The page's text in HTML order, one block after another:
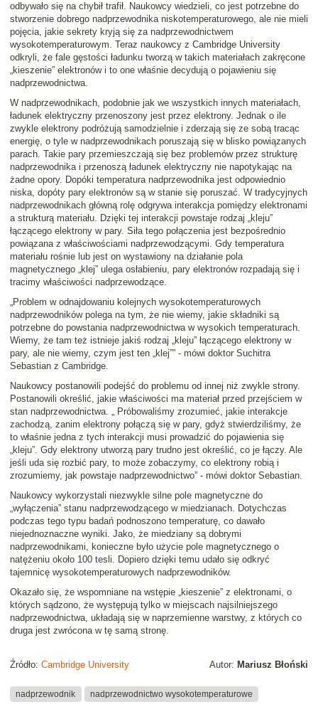
odbywało się na chybił trafił. Naukowcy wiedzieli, co jest potrzebne do
stworzenie dobrego nadprzewodnika niskotemperaturowego, ale nie mieli
pojęcia, jakie sekrety kryją się za nadprzewodnictwem
wysokotemperaturowym. Teraz naukowcy z Cambridge University
odkryli, że fale gęstości ładunku tworzą w takich materiałach zakręcone
„kieszenie” elektronów i to one właśnie decydują o pojawieniu się
nadprzewodnictwa.
W nadprzewodnikach, podobnie jak we wszystkich innych materiałach,
ładunek elektryczny przenoszony jest przez elektrony. Jednak o ile
zwykle elektrony podróżują samodzielnie i zderzają się ze sobą tracąc
energię, o tyle w nadprzewodnikach poruszają się w blisko powiązanych
parach. Takie pary przemieszczają się bez problemów przez strukturę
nadprzewodnika i przenoszą ładunek elektryczny nie napotykając na
żadne opory. Dopóki temperatura nadprzewodnika jest odpowiednio
niska, dopóty pary elektronów są w stanie się poruszać. W tradycyjnych
nadprzewodnikach główną rolę odgrywa interakcja pomiędzy elektronami
a strukturą materiału. Dzięki tej interakcji powstaje rodzaj „kleju”
łączącego elektrony w pary. Siła tego połączenia jest bezpośrednio
powiązana z właściwościami nadprzewodzącymi. Gdy temperatura
materiału rośnie lub jest on wystawiony na działanie pola
magnetycznego „klej” ulega osłabieniu, pary elektronów rozpadają się i
tracimy właściwości nadprzewodzące.
„Problem w odnajdowaniu kolejnych wysokotemperaturowych
nadprzewodników polega na tym, że nie wiemy, jakie składniki są
potrzebne do powstania nadprzewodnictwa w wysokich temperaturach.
Wiemy, że tam też istnieje jakiś rodzaj „kleju” łączącego elektrony w
pary, ale nie wiemy, czym jest ten „klej”” - mówi doktor Suchitra
Sebastian z Cambridge.
Naukowcy postanowili podejść do problemu od innej niż zwykle strony.
Postanowili określić, jakie właściwości ma materiał przed przejściem w
stan nadprzewodnictwa. „ Próbowaliśmy zrozumieć, jakie interakcje
zachodzą, zanim elektrony połączą się w pary, gdyż stwierdziliśmy, że
to właśnie jedna z tych interakcji musi prowadzić do pojawienia się
„kleju”. Gdy elektrony utworzą pary trudno jest określić, co je łączy. Ale
jeśli uda się rozbić pary, to może zobaczymy, co elektrony robią i
zrozumiemy, jak powstaje nadprzewodnictwo” - mówi doktor Sebastian.
Naukowcy wykorzystali niezwykle silne pole magnetyczne do
„wyłączenia” stanu nadprzewodzącego w miedzianach. Dotychczas
podczas tego typu badań podnoszono temperaturę, co dawało
niejednoznaczne wyniki. Jako, że miedziany są dobrymi
nadprzewodnikami, konieczne było użycie pole magnetycznego o
natężeniu około 100 tesli. Dopiero dzięki temu udało się odkryć
tajemnicę wysokotemperaturowych nadprzewodników.
Okazało się, że wspomniane na wstępie „kieszenie” z elektronami, o
których sądzono, że występują tylko w miejscach najsilniejszego
nadprzewodnictwa, układają się w naprzemienne warstwy, z których co
druga jest zwrócona w tę samą stronę.
Autor: Mariusz Błoński
Źródło: Cambridge University
nadprzewodnik nadprzewodnictwo wysokotemperaturowe